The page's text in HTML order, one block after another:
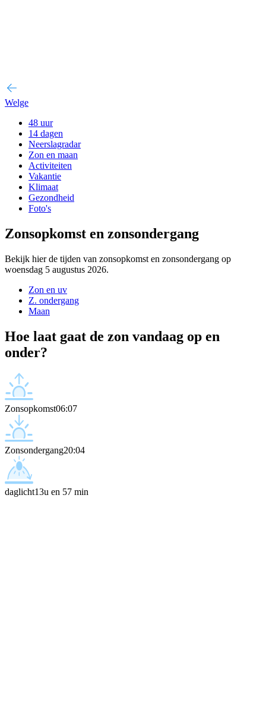
Welge
48 uur
14 dagen
Neerslagradar
Zon en maan
Activiteiten
Vakantie
Klimaat
Gezondheid
Foto's
Zonsopkomst en zonsondergang
Bekijk hier de tijden van zonsopkomst en zonsondergang op
woensdag 5 augustus 2026.
Zon en uv
Z. ondergang
Maan
Hoe laat gaat de zon vandaag op en
onder?
Zonsopkomst06:07
Zonsondergang20:04
daglicht13u en 57 min